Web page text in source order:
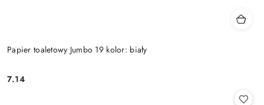
Papier toaletowy Jumbo 19 kolor: biały
Cena:
7.14